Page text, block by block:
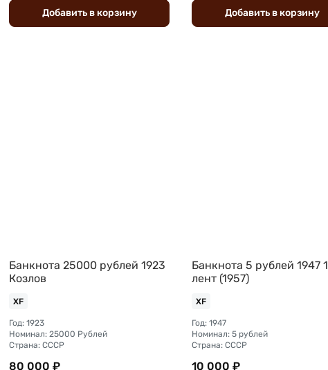
Добавить вкорзину Добавить вкорзину
Банкнота 25000 рублей 1923
Козлов
XF
Год: 1923
Номинал: 25000 Рублей
Страна: СССР
80 000 ₽
Банкнота 5 рублей 1947
лент (1957)
XF
Год: 1947
Номинал: 5 рублей
Страна: СССР
10 000 ₽